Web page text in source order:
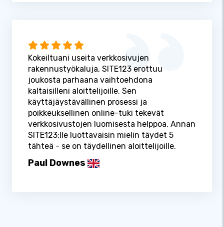
Kokeiltuani useita verkkosivujen
rakennustyökaluja, SITE123 erottuu
joukosta parhaana vaihtoehdona
kaltaisilleni aloittelijoille. Sen
käyttäjäystävällinen prosessi ja
poikkeuksellinen online-tuki tekevät
verkkosivustojen luomisesta helppoa. Annan
SITE123:lle luottavaisin mielin täydet 5
tähteä - se on täydellinen aloittelijoille.
Paul Downes